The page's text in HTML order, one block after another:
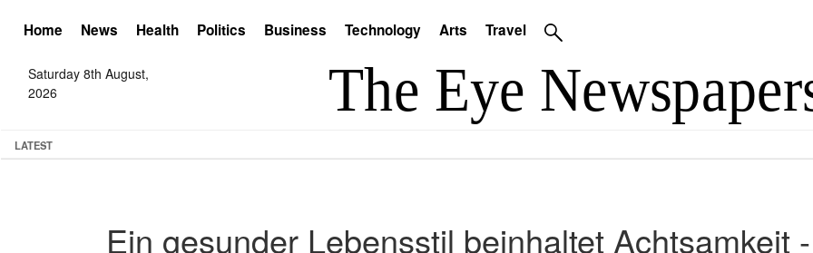
Home News Health Politics Business Technology Arts Travel
Saturday 8th August,
2026
LATEST
Ein gesunder Lebensstil beinhaltet Achtsamkeit